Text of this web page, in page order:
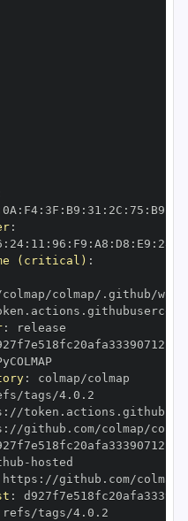
0A : F4: 3F : B9 : 31 : 2C : 75 : B9
:
: 24: 11 : 96 : F9 : A8 : D8 : E9 : 28
(critical) :
colmap/.github/
:
PyCOLMAP
:
:
: //github.com/colmap/
-
https :
: